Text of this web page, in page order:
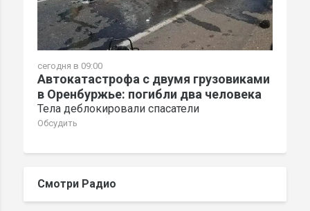
сегодня в 09:00
Автокатастрофа с двумя грузовиками
в Оренбуржье: погибли два человека
Тела деблокировали спасатели
Обсудить
Смотри Радио